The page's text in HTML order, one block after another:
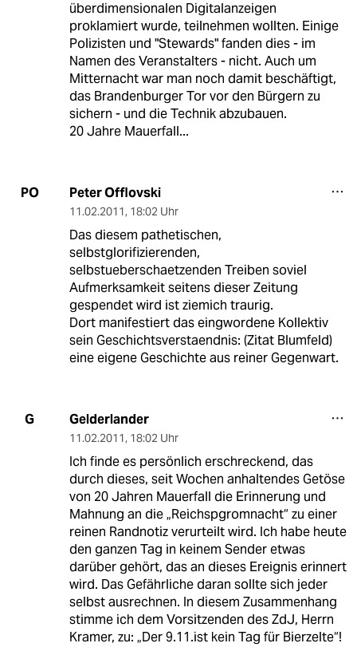
überdimensionalen Digitalanzeigen
proklamiert wurde, teilnehmen wollten. Einige
Polizisten und "Stewards" fanden dies - im
Namen des Veranstalters - nicht. Auch um
Mitternacht war man noch damit beschäftigt,
das Brandenburger Tor vor den Bürgern zu
sichern - und die Technik abzubauen.
20 Jahre Mauerfall...
PO Peter Offlovski
11.02.2011, 18:02 Uhr
Das diesem pathetischen,
selbstglorifizierenden,
selbstueberschaetzenden Treiben soviel
Aufmerksamkeit seitens dieser Zeitung
gespendet wird ist ziemich traurig.
Dort manifestiert das eingwordene Kollektiv
sein Geschichtsverstaendnis: (Zitat Blumfeld)
eine eigene Geschichte aus reiner Gegenwart.
G Gelderlander
11.02.2011, 18:02 Uhr
Ich finde es persönlich erschreckend, das
durch dieses, seit Wochen anhaltendes Getöse
von 20 Jahren Mauerfall die Erinnerung und
Mahnung an die „Reichspgromnacht“ zu einer
reinen Randnotiz verurteilt wird. Ich habe heute
den ganzen Tag in keinem Sender etwas
darüber gehört, das an dieses Ereignis erinnert
wird. Das Gefährliche daran sollte sich jeder
selbst ausrechnen. In diesem Zusammenhang
stimme ich dem Vorsitzenden des ZdJ, Herrn
Kramer, zu: „Der 9.11.ist kein Tag für Bierzelte“!